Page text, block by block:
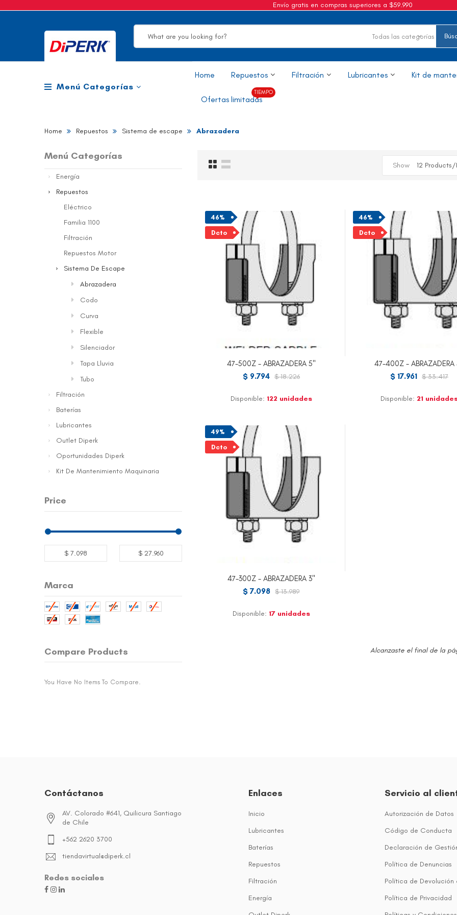
Envío gratis en compras superiores a $59.990
Todas las categorías
Menú Categorías
Home Repuestos Filtración Lubricantes Kit de
Ofertas limitadas
Home Repuestos Sistema de escape Abrazadera
Grid
List Show
46%
Dcto
47-500Z - ABRAZADERA 5"
$ 9.794 $ 18.226
Disponible: 122 unidades
46%
Dcto
47-400Z -
$ 17.961 $ 33.417
Disponible: 21
49%
Dcto
47-300Z - ABRAZADERA 3"
$ 7.098 $ 13.989
Disponible: 17 unidades
Alcanzaste el final de la
Menú Categorías
Energía
Repuestos
Eléctrico
Familia 1100
Filtración
Repuestos Motor
Sistema De Escape
Abrazadera
Codo
Curva
Flexible
Silenciador
Tapa Lluvia
Tubo
Filtración
Baterías
Lubricantes
Outlet Diperk
Oportunidades Diperk
Kit De Mantenimiento Maquinaria
Price
$ 7.098 $ 27.960
Marca
Compare Products
You Have No Items To Compare.
Contáctanos
AV. Colorado #641, Quilicura Santiago
de Chile
+562 2620 3700
tiendavirtual@diperk.cl
Redes sociales
Enlaces
Inicio
Lubricantes
Baterías
Repuestos
Filtración
Energía
Servicio al
Autorización de Datos
Código de Conducta
Declaración de
Política de Denuncias
Política de Devolución
Política de Privacidad